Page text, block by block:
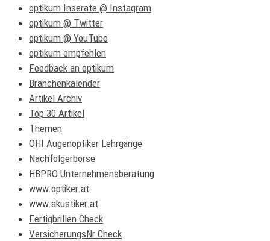
optikum Inserate @ Instagram
optikum @ Twitter
optikum @ YouTube
optikum empfehlen
Feedback an optikum
Branchenkalender
Artikel Archiv
Top 30 Artikel
Themen
OHI Augenoptiker Lehrgänge
Nachfolgerbörse
HBPRO Unternehmensberatung
www.optiker.at
www.akustiker.at
Fertigbrillen Check
VersicherungsNr Check